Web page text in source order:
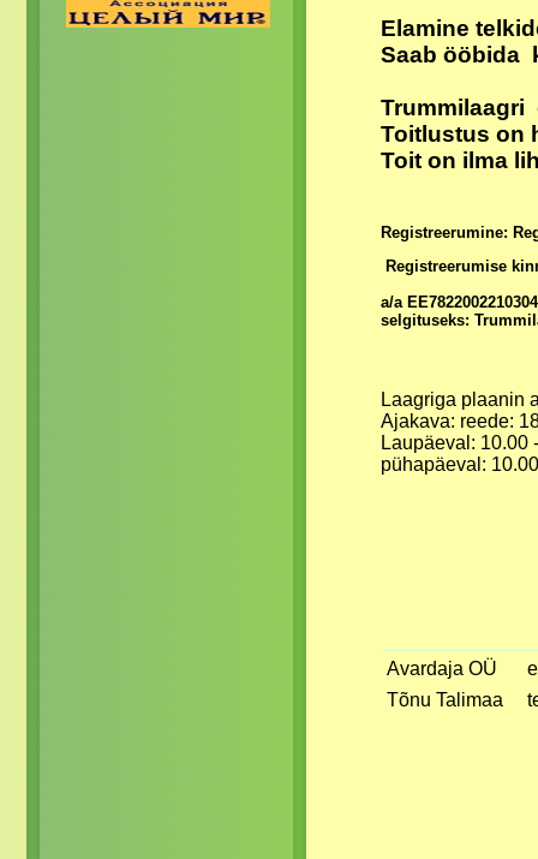
Elamine
Saab ööbida
Trummilaagri
Toitlustus on
Toit on ilma
Registreerumine:
Registreerumise
a/a
selgituseks:
Laagriga plaanin
Ajakava: reede:
Laupäeval: 10.00
pühapäeval:
Avardaja OÜ
Tõnu Talimaa